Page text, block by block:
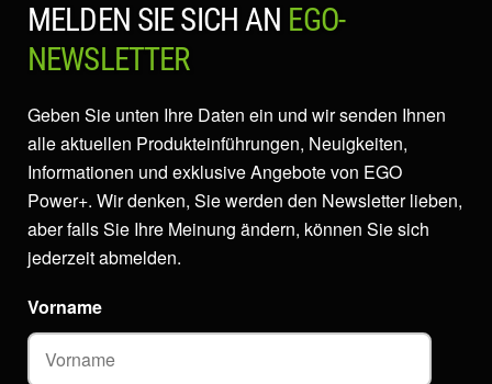
MELDEN SIE SICH AN EGO-
NEWSLETTER
Geben Sie unten Ihre Daten ein und wir senden Ihnen
alle aktuellen Produkteinführungen, Neuigkeiten,
Informationen und exklusive Angebote von EGO
Power+. Wir denken, Sie werden den Newsletter lieben,
aber falls Sie Ihre Meinung ändern, können Sie sich
jederzeit abmelden.
Vorname